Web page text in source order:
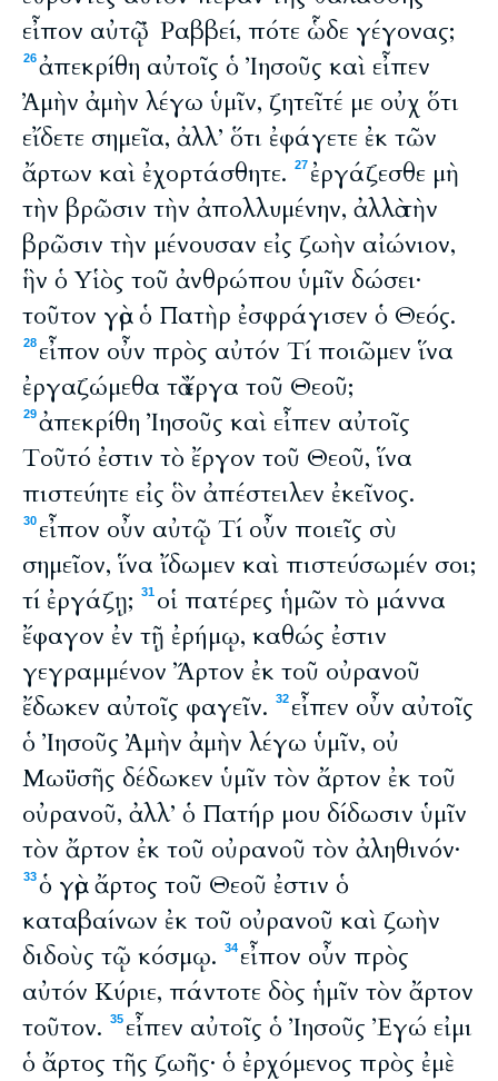
εἶπον αὐτῷ Ῥαββεί, πότε ὧδε γέγονας;
26ἀπεκρίθη αὐτοῖς ὁ Ἰησοῦς καὶ εἶπεν
Ἀμὴν ἀμὴν λέγω ὑμῖν, ζητεῖτέ με οὐχ ὅτι
εἴδετε σημεῖα, ἀλλ’ ὅτι ἐφάγετε ἐκ τῶν
ἄρτων καὶ ἐχορτάσθητε.
27 ἐργάζεσθε μὴ
τὴν βρῶσιν τὴν ἀπολλυμένην, ἀλλὰ τὴν
βρῶσιν τὴν μένουσαν εἰς ζωὴν αἰώνιον,
ἣν ὁ Υἱὸς τοῦ ἀνθρώπου ὑμῖν δώσει·
τοῦτον γὰρ ὁ Πατὴρ ἐσφράγισεν ὁ Θεός.
28 εἶπον οὖν πρὸς αὐτόν Τί ποιῶμεν ἵνα
ἐργαζώμεθα τὰ ἔργα τοῦ Θεοῦ;
29ἀπεκρίθη Ἰησοῦς καὶ εἶπεν αὐτοῖς
Τοῦτό ἐστιν τὸ ἔργον τοῦ Θεοῦ, ἵνα
πιστεύητε εἰς ὃν ἀπέστειλεν ἐκεῖνος.
30 εἶπον οὖν αὐτῷ Τί οὖν ποιεῖς σὺ
σημεῖον, ἵνα ἴδωμεν καὶ πιστεύσωμέν σοι;
τί ἐργάζῃ;
31 οἱ πατέρες ἡμῶν τὸ μάννα
ἔφαγον ἐν τῇ ἐρήμῳ, καθώς ἐστιν
γεγραμμένον Ἄρτον ἐκ τοῦ οὐρανοῦ
ἔδωκεν αὐτοῖς φαγεῖν.
32 εἶπεν οὖν αὐτοῖς
ὁ Ἰησοῦς Ἀμὴν ἀμὴν λέγω ὑμῖν, οὐ
Μωϋσῆς δέδωκεν ὑμῖν τὸν ἄρτον ἐκ τοῦ
οὐρανοῦ, ἀλλ’ ὁ Πατήρ μου δίδωσιν ὑμῖν
τὸν ἄρτον ἐκ τοῦ οὐρανοῦ τὸν ἀληθινόν·
33ὁ γὰρ ἄρτος τοῦ Θεοῦ ἐστιν ὁ
καταβαίνων ἐκ τοῦ οὐρανοῦ καὶ ζωὴν
διδοὺς τῷ κόσμῳ.
34 εἶπον οὖν πρὸς
αὐτόν Κύριε, πάντοτε δὸς ἡμῖν τὸν ἄρτον
τοῦτον.
35 εἶπεν αὐτοῖς ὁ Ἰησοῦς Ἐγώ εἰμι
ὁ ἄρτος τῆς ζωῆς· ὁ ἐρχόμενος πρὸς ἐμὲ